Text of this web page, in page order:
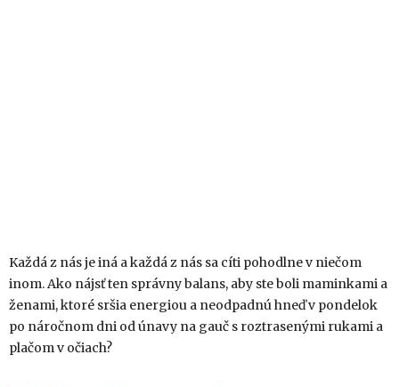
Každá z nás je iná a každá z nás sa cíti pohodlne v niečom
inom. Ako nájsť ten správny balans, aby ste boli maminkami a
ženami, ktoré sršia energiou a neodpadnú hneď v pondelok
po náročnom dni od únavy na gauč s roztrasenými rukami a
plačom v očiach?